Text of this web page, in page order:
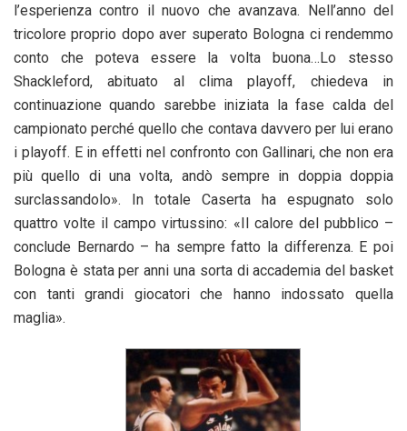
l’esperienza contro il nuovo che avanzava. Nell’anno del
tricolore proprio dopo aver superato Bologna ci rendemmo
conto che poteva essere la volta buona…Lo stesso
Shackleford, abituato al clima playoff, chiedeva in
continuazione quando sarebbe iniziata la fase calda del
campionato perché quello che contava davvero per lui erano
i playoff. E in effetti nel confronto con Gallinari, che non era
più quello di una volta, andò sempre in doppia doppia
surclassandolo». In totale Caserta ha espugnato solo
quattro volte il campo virtussino: «Il calore del pubblico –
conclude Bernardo – ha sempre fatto la differenza. E poi
Bologna è stata per anni una sorta di accademia del basket
con tanti grandi giocatori che hanno indossato quella
maglia».